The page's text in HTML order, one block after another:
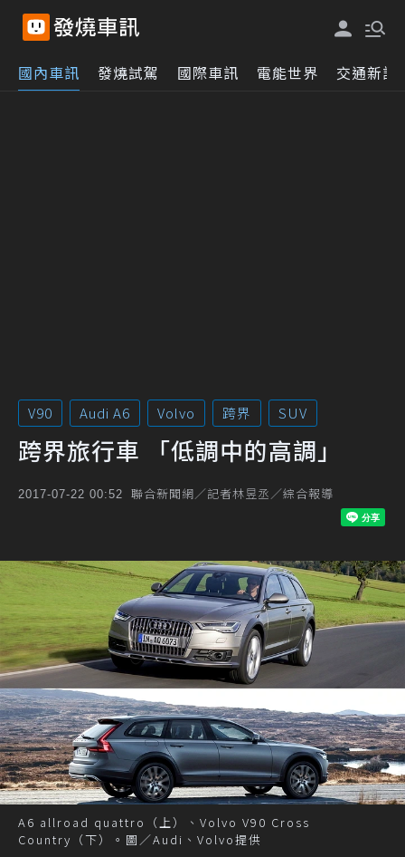
國內車訊 發燒試駕 國際車訊 電能世界 交通新訊
V90 Audi A6 Volvo 跨界 SUV
跨界旅行車 「低調中的高調」
2017-07-22 00:52 聯合新聞網／記者林昱丞／綜合報導
A6 allroad quattro（上）、Volvo V90 Cross
Country（下）。圖／Audi、Volvo提供